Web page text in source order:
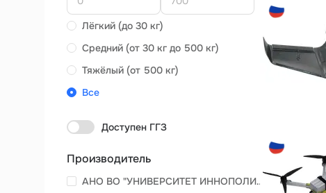
Лёгкий (до 30 кг)
Средний (от 30 кг до 500 кг)
Тяжёлый (от 500 кг)
Все
Доступен ГГЗ
Производитель
АНО ВО "УНИВЕРСИТЕТ ИННОПОЛИС"